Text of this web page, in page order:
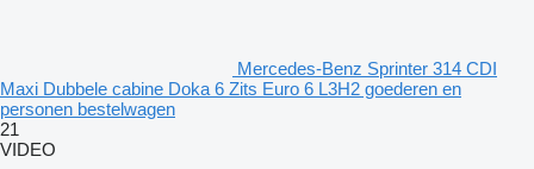
Mercedes-Benz Sprinter 314 CDI
Maxi Dubbele cabine Doka 6 Zits Euro 6 L3H2 goederen en
personen bestelwagen
21
VIDEO